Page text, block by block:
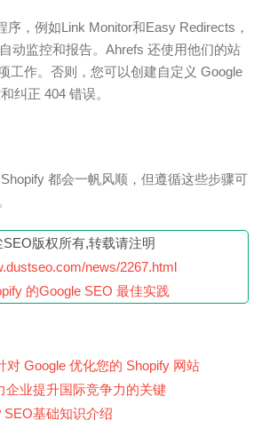
序，例如Link Monitor和Easy Redirects，
动监控和报告。Ahrefs 还使用他们的站
工作。否则，您可以创建自定义 Google
纠正 404 错误。
都会一帆风顺，但遵循这些步骤可
版权所有,转载请注明
news/2267.html
的Google SEO 最佳实践
对 Google 优化您的 Shopify 网站
企业提升国际竞争力的关键
基础知识介绍